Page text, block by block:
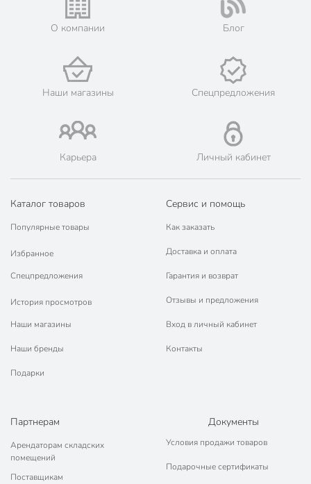
его онлайн на официальном сайте сети магазинов Порядок.
💳 Оплата: онлайн на сайте интернет-гипермаркета или
🛍 Скидки, акции, распродажи каждый день!
📜 Только оригинальная продукция. Интернет-гипермаркет
Порядок - официальный представитель ведущих мировых
марок.
О компании Блог
Наши магазины Спецпредложения
Карьера Личный кабинет
Каталог товаров
Популярные товары
Избранное
Спецпредложения
История просмотров
Наши магазины
Наши бренды
Подарки
Сервис и помощь
Как заказать
Доставка и оплата
Гарантия и возврат
Отзывы и предложения
Вход в личный кабинет
Контакты
Партнерам
Арендаторам складских
помещений
Поставщикам
Документы
Условия продажи товаров
Подарочные сертификаты